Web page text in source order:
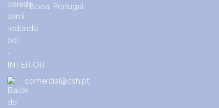
Lisboa, Portugal
comercial@csh.pt